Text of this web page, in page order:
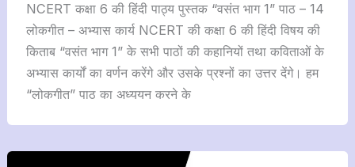
NCERT कक्षा 6 की हिंदी पाठ्य पुस्तक “वसंत भाग 1” पाठ – 14
लोकगीत – अभ्यास कार्य NCERT की कक्षा 6 की हिंदी विषय की
किताब “वसंत भाग 1” के सभी पाठों की कहानियों तथा कविताओं के
अभ्यास कार्यों का वर्णन करेंगे और उसके प्रश्नों का उत्तर देंगे। हम
“लोकगीत” पाठ का अध्ययन करने के